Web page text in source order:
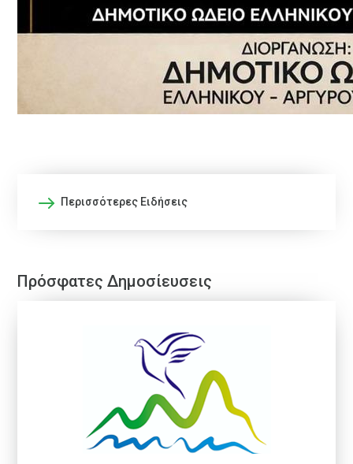
Περισσότερες Ειδήσεις
Πρόσφατες Δημοσίευσεις